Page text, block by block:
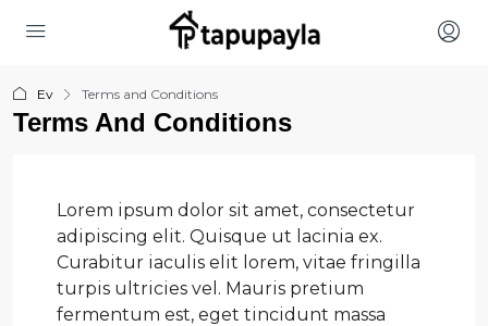
Ev Terms and Conditions
Terms And Conditions
Lorem ipsum dolor sit amet, consectetur
adipiscing elit. Quisque ut lacinia ex.
Curabitur iaculis elit lorem, vitae fringilla
turpis ultricies vel. Mauris pretium
fermentum est, eget tincidunt massa